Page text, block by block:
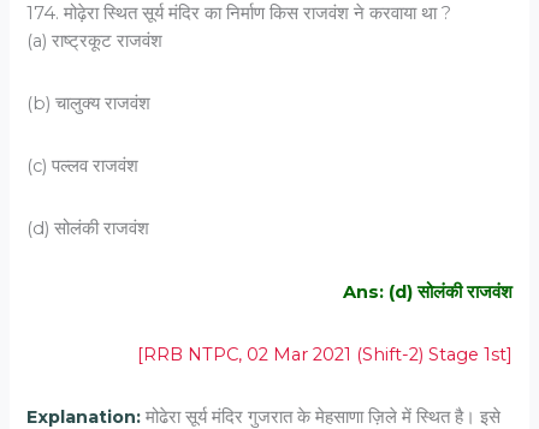
174. मोढ़ेरा स्थित सूर्य मंदिर का निर्माण किस राजवंश ने करवाया था ?
(a) राष्ट्रकूट राजवंश
(b) चालुक्य राजवंश
(c) पल्लव राजवंश
(d) सोलंकी राजवंश
Ans: (d) सोलंकी राजवंश
[RRB NTPC, 02 Mar 2021 (Shift-2) Stage 1st]
Explanation: मोढेरा सूर्य मंदिर गुजरात के मेहसाणा ज़िले में स्थित है। इसे